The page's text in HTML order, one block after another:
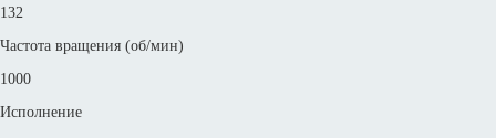
132
Частота вращения (об/мин)
1000
Исполнение